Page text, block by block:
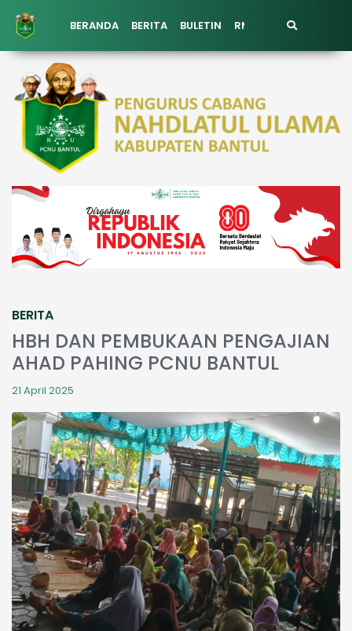
BERANDA BERITA BULETIN RMI PCNU BANTUL
BERITA
HBH DAN PEMBUKAAN PENGAJIAN
AHAD PAHING PCNU BANTUL
21 April 2025